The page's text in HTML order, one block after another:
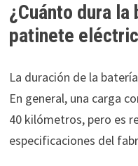
¿Cuánto dura la
patinete
La duración de la
En general, una carga
40 kilómetros, pero es
especificaciones del